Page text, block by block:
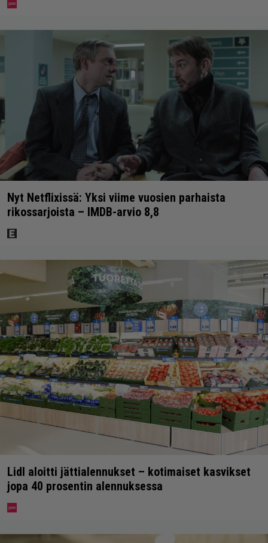
Nyt Netflixissä: Yksi viime vuosien parhaista
rikossarjoista – IMDB-arvio 8,8
Lidl aloitti jättialennukset – kotimaiset kasvikset
jopa 40 prosentin alennuksessa